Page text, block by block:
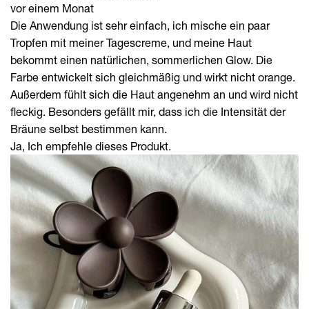
vor einem Monat
Die Anwendung ist sehr einfach, ich mische ein paar
Tropfen mit meiner Tagescreme, und meine Haut
bekommt einen natürlichen, sommerlichen Glow. Die
Farbe entwickelt sich gleichmäßig und wirkt nicht orange.
Außerdem fühlt sich die Haut angenehm an und wird nicht
fleckig. Besonders gefällt mir, dass ich die Intensität der
Bräune selbst bestimmen kann.
Ja, Ich empfehle dieses Produkt.